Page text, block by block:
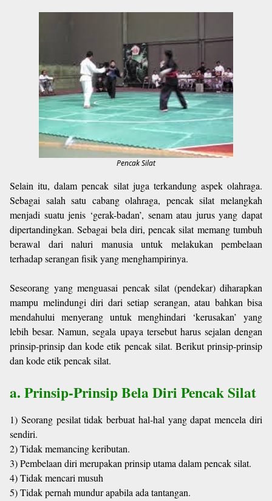
Pencak Silat
Selain itu, dalam pencak silat juga terkandung aspek olahraga.
Sebagai salah satu cabang olahraga, pencak silat melangkah
menjadi suatu jenis ‘gerak-badan’, senam atau jurus yang dapat
dipertandingkan. Sebagai bela diri, pencak silat memang tumbuh
berawal dari naluri manusia untuk melakukan pembelaan
terhadap serangan fisik yang menghampirinya.
Seseorang yang menguasai pencak silat (pendekar) diharapkan
mampu melindungi diri dari setiap serangan, atau bahkan bisa
mendahului menyerang untuk menghindari ‘kerusakan’ yang
lebih besar. Namun, segala upaya tersebut harus sejalan dengan
prinsip-prinsip dan kode etik pencak silat. Berikut prinsip-prinsip
dan kode etik pencak silat.
a. Prinsip-Prinsip Bela Diri Pencak Silat
1) Seorang pesilat tidak berbuat hal-hal yang dapat mencela diri
sendiri.
2) Tidak memancing keributan.
3) Pembelaan diri merupakan prinsip utama dalam pencak silat.
4) Tidak mencari musuh
5) Tidak pernah mundur apabila ada tantangan.